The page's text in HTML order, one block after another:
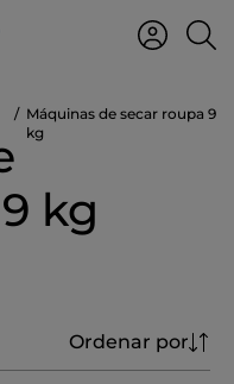
Máquinas de secar roupa 9
kg
kg
Ordenar por